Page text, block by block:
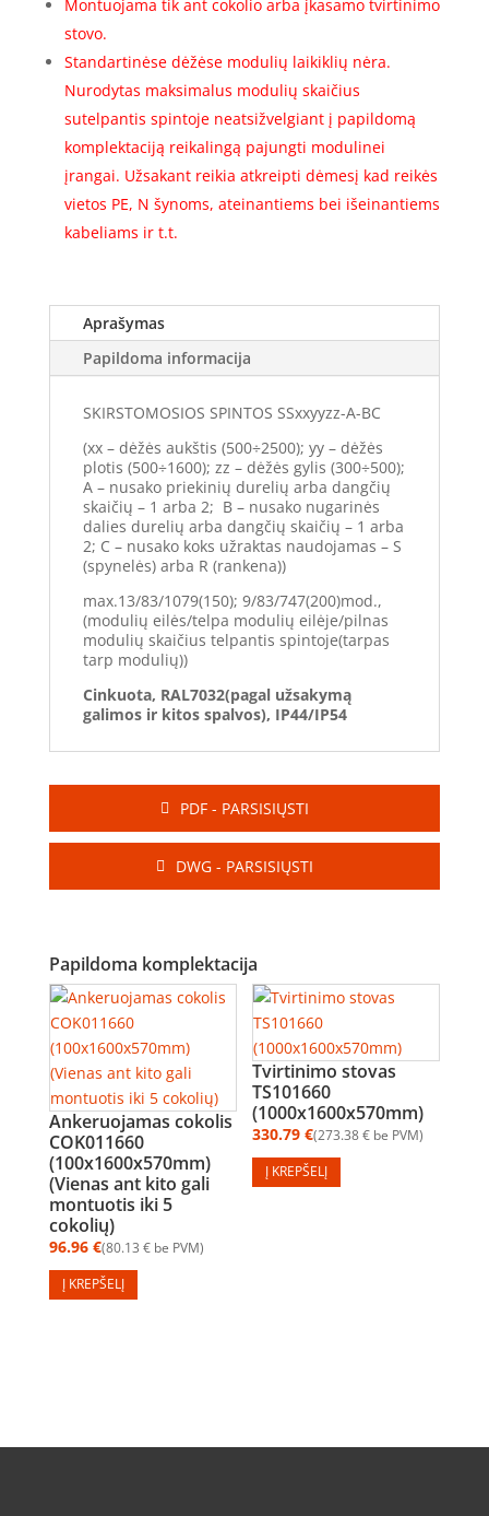
Montuojama tik ant cokolio arba įkasamo tvirtinimo
stovo.
Standartinėse dėžėse modulių laikiklių nėra.
Nurodytas maksimalus modulių skaičius
sutelpantis spintoje neatsižvelgiant į papildomą
komplektaciją reikalingą pajungti modulinei
įrangai. Užsakant reikia atkreipti dėmesį kad reikės
vietos PE, N šynoms, ateinantiems bei išeinantiems
kabeliams ir t.t.
Aprašymas
Papildoma informacija
SKIRSTOMOSIOS SPINTOS SSxxyyzz-A-BC
(xx – dėžės aukštis (500÷2500); yy – dėžės
plotis (500÷1600); zz – dėžės gylis (300÷500);
A – nusako priekinių durelių arba dangčių
skaičių – 1 arba 2; B – nusako nugarinės
dalies durelių arba dangčių skaičių – 1 arba
2; C – nusako koks užraktas naudojamas – S
(spynelės) arba R (rankena))
max.13/83/1079(150); 9/83/747(200)mod.,
(modulių eilės/telpa modulių eilėje/pilnas
modulių skaičius telpantis spintoje(tarpas
tarp modulių))
Cinkuota, RAL7032(pagal užsakymą
galimos ir kitos spalvos), IP44/IP54
PDF - PARSISIŲSTI
DWG - PARSISIŲSTI
Papildoma komplektacija
Ankeruojamas cokolis
COK011660
(100x1600x570mm)
(Vienas ant kito gali
montuotis iki 5
cokolių)
96.96 € 80.13 € be PVM
Į KREPŠELĮ
Tvirtinimo stovas
TS101660
(1000x1600x570mm)
330.79€ 273.38€ be PVM
Į KREPŠELĮ